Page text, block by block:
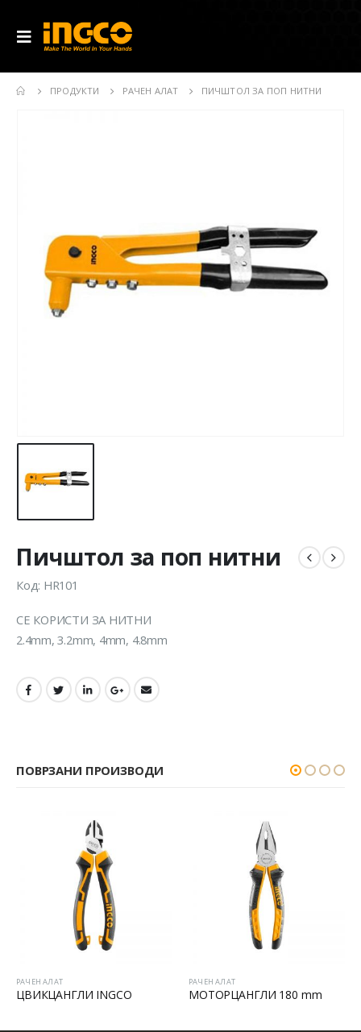
ПРОДУКТИ РАЧЕН АЛАТ ПИЧШТОЛ ЗА ПОП НИТНИ
Пичштол за поп нитни
Код: HR101
СЕ КОРИСТИ ЗА НИТНИ
2.4mm, 3.2mm, 4mm, 4.8mm
ПОВРЗАНИ ПРОИЗВОДИ
РАЧЕН АЛАТ
ЦВИКЦАНГЛИ INGCO
РАЧЕН АЛАТ
МОТОРЦАНГЛИ 180 mm